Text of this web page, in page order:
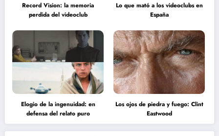
Record Vision: la memoria
perdida del videoclub
Lo que mató a los videoclubs en
España
Elogio de la ingenuidad: en
defensa del relato puro
Los ojos de piedra y fuego: Clint
Eastwood